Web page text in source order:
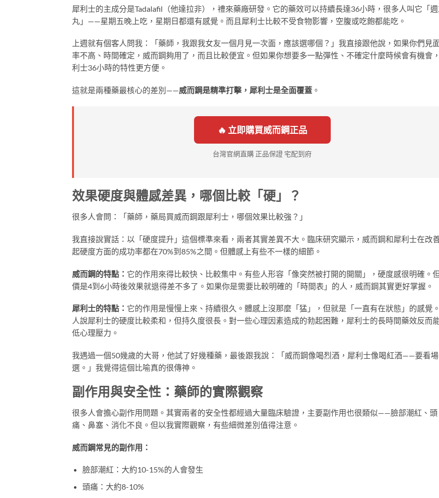
犀利士的主成分是Tadalafil（他達拉非），禮來藥廠研發。它的藥效可以持續長達36小時，很多人叫它「
丸」——星期五晚上吃，星期日都還有感覺。而且犀利士比較不受食物影響，空腹或吃飽都能吃。
上週就有個客人問我：「藥師，我跟我女友一個月見一次面，應該選哪個？」我直接跟他說，如果你們見
率不高、時間確定，威而鋼夠用了，而且比較便宜。但如果你想要多一點彈性、不確定什麼時候會有機會
利士36小時的特性更方便。
這就是兩種藥最核心的差別——威而鋼是精準打擊，犀利士是全面覆蓋 。
🔥 立即購買威而鋼正品
台灣官網直購 正品保證 宅配到府
效果硬度與體感差異，哪個比較「硬」？
很多人會問：「藥師，藥局買威而鋼跟犀利士，哪個效果比較強？」
我直接說實話：以「硬度提升」這個標準來看，兩者其實差異不大。臨床研究顯示，威而鋼和犀利士在改
起硬度方面的成功率都在70%到85%之間。但體感上有些不一樣的細節。
威而鋼的特點： 它的作用來得比較快、比較集中。有些人形容「像突然被打開的開關」，硬度感很明確。
價是4到6小時後效果就退得差不多了。如果你是需要比較明確的「時間表」的人，威而鋼其實更好掌握。
犀利士的特點： 它的作用是慢慢上來、持續很久。體感上沒那麼「猛」，但就是「一直有在狀態」的感覺
人說犀利士的硬度比較柔和，但持久度很長。對一些心理因素造成的勃起困難，犀利士的長時間藥效反而
低心理壓力。
我遇過一個50幾歲的大哥，他試了好幾種藥，最後跟我說：「威而鋼像喝烈酒，犀利士像喝紅酒——要看
選。」我覺得這個比喻真的很傳神。
副作用與安全性：藥師的實際觀察
很多人會擔心副作用問題。其實兩者的安全性都經過大量臨床驗證，主要副作用也很類似——臉部潮紅、頭
痛、鼻塞、消化不良。但以我實際觀察，有些細微差別值得注意。
威而鋼常見的副作用：
臉部潮紅：大約10-15%的人會發生
頭痛：大約8-10%